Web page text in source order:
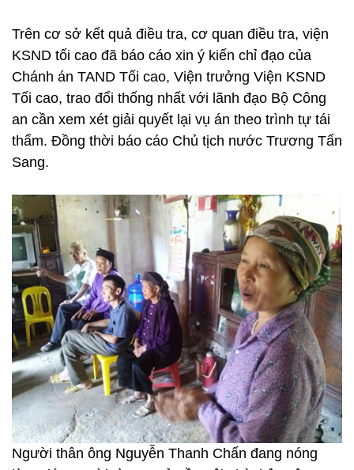
Trên cơ sở kết quả điều tra, cơ quan điều tra, viện
KSND tối cao đã báo cáo xin ý kiến chỉ đạo của
Chánh án TAND Tối cao, Viện trưởng Viện KSND
Tối cao, trao đổi thống nhất với lãnh đạo Bộ Công
an cần xem xét giải quyết lại vụ án theo trình tự tái
thẩm. Đồng thời báo cáo Chủ tịch nước Trương Tấn
Sang.
Người thân ông Nguyễn Thanh Chấn đang nóng